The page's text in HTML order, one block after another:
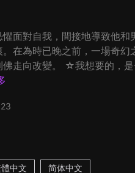
面對自我，間接地導致他和
在為時已晚之前，一場奇幻
佛走向改變。 ☆我想要的，是
中文 简体中文